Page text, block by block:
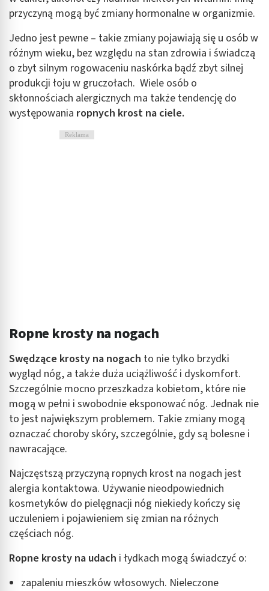
przyczyną mogą być zmiany hormonalne w organizmie.
Jedno jest pewne – takie zmiany pojawiają się u osób w
różnym wieku, bez względu na stan zdrowia i świadczą
o zbyt silnym rogowaceniu naskórka bądź zbyt silnej
produkcji łoju w gruczołach. Wiele osób o
skłonnościach alergicznych ma także tendencję do
występowania ropnych krost na ciele.
Reklama
Ropne krosty na nogach
Swędzące krosty na nogach to nie tylko brzydki
wygląd nóg, a także duża uciążliwość i dyskomfort.
Szczególnie mocno przeszkadza kobietom, które nie
mogą w pełni i swobodnie eksponować nóg. Jednak nie
to jest największym problemem. Takie zmiany mogą
oznaczać choroby skóry, szczególnie, gdy są bolesne i
nawracające.
Najczęstszą przyczyną ropnych krost na nogach jest
alergia kontaktowa. Używanie nieodpowiednich
kosmetyków do pielęgnacji nóg niekiedy kończy się
uczuleniem i pojawieniem się zmian na różnych
częściach nóg.
Ropne krosty na udach i łydkach mogą świadczyć o:
zapaleniu mieszków włosowych. Nieleczone